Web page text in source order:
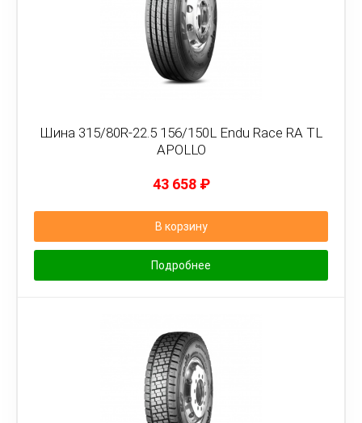
Шина 315/80R-22.5 156/150L Endu Race RA TL
APOLLO
43 658 ₽
В корзину
Подробнее